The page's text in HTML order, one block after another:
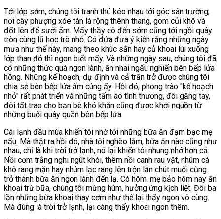
Tới lớp sớm, chúng tôi tranh thủ kéo nhau tới góc sân trường,
nơi cây phượng xòe tán lá rộng thênh thang, gom củi khô và
đốt lên để sưởi ấm. Mấy thầy cô đến sớm cũng tới ngồi quây
tròn cùng lũ học trò nhỏ. Có đứa đưa ý kiến rằng những ngày
mưa như thế này, mang theo khúc sắn hay củ khoai lùi xuống
lớp than đỏ thì ngon biết mấy. Và những ngày sau, chúng tôi đã
có những thức quà ngon lành, ăn nhai ngấu nghiến bên bếp lửa
hồng. Những kế hoạch, dự định và cả trăn trở được chúng tôi
chia sẻ bên bếp lửa ấm cúng ấy. Hồi đó, phong trào "kế hoạch
nhỏ" rất phát triển và những tấm áo tình thương, đôi găng tay,
đôi tất trao cho bạn bè khó khăn cũng được khởi nguồn từ
những buổi quây quần bên bếp lửa.
Cái lạnh đầu mùa khiến tôi nhớ tới những bữa ăn đạm bạc mẹ
nấu. Mà thật ra hồi đó, nhà tôi nghèo lắm, bữa ăn nào cũng như
nhau, chỉ là khi trời trở lạnh, nó lại khiến tôi nhung nhớ hơn cả.
Nồi cơm trắng nghi ngút khói, thêm nồi canh rau vặt, nhúm cá
khô rang mặn hay nhúm lạc rang lên trộn lẫn chút muối cũng
trở thành bữa ăn ngon lành đến lạ. Có hôm, mẹ bảo hôm nay ăn
khoai trừ bữa, chúng tôi mừng húm, hưởng ứng kịch liệt. Đôi ba
lần những bữa khoai thay cơm như thế lại thấy ngon vô cùng.
Mà đúng là trời trở lạnh, lại càng thấy khoai ngon thêm.